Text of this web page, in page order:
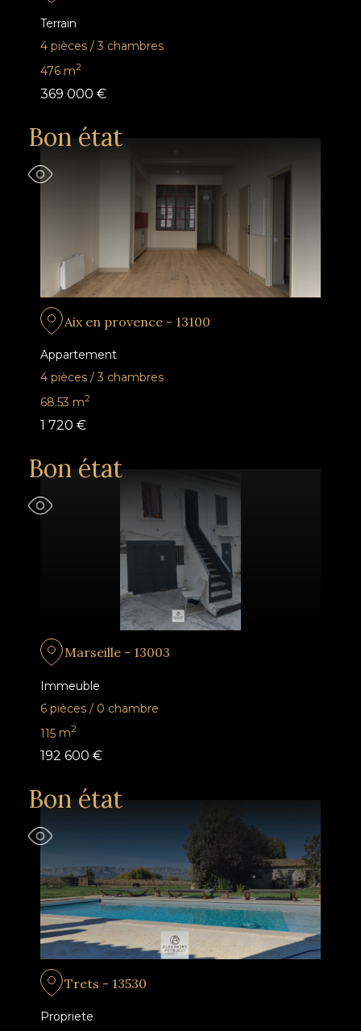
Terrain
4 pièces / 3 chambres
476 m2
369 000 €
Bon état
Aix en provence - 13100
Appartement
4 pièces / 3 chambres
68.53 m2
1 720 €
Bon état
Marseille - 13003
Immeuble
6 pièces / 0 chambre
115 m2
192 600 €
Bon état
Trets - 13530
Propriete